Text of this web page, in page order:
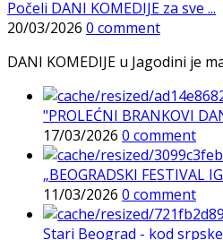
Počeli DANI KOMEDIJE za sve ...
20/03/2026 0 comment
DANI KOMEDIJE u Jagodini je
"PROLEĆNI BRANKOVI
17/03/2026 0 comment
„BEOGRADSKI FESTIVAL
11/03/2026 0 comment
Stari Beograd - kod